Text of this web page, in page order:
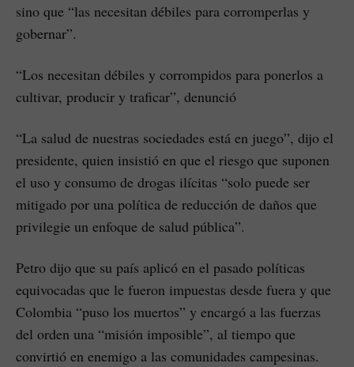
sino que “las necesitan débiles para corromperlas y
gobernar”.
“Los necesitan débiles y corrompidos para ponerlos a
cultivar, producir y traficar”, denunció
“La salud de nuestras sociedades está en juego”, dijo el
presidente, quien insistió en que el riesgo que suponen
el uso y consumo de drogas ilícitas “solo puede ser
mitigado por una política de reducción de daños que
privilegie un enfoque de salud pública”.
Petro dijo que su país aplicó en el pasado políticas
equivocadas que le fueron impuestas desde fuera y que
Colombia “puso los muertos” y encargó a las fuerzas
del orden una “misión imposible”, al tiempo que
convirtió en enemigo a las comunidades campesinas.